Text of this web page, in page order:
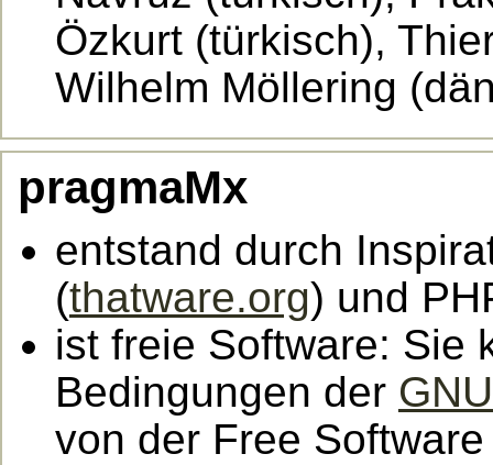
Özkurt (türkisch),
Wilhelm Möllering
pragmaMx
entstand durch
(thatware.org) und
ist freie Software: Sie
Bedingungen der
von der Free